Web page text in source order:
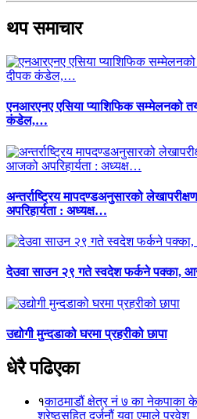
थप समाचार
एनआरएनए एसिया प्याशिफिक सम्मेलनको
कंडेल,…
अन्तर्राष्ट्रिय मापदण्डअनुसारको
अपरिहार्यता : अध्यक्ष…
देउवा साउन २९ गते स्वदेश फर्कने पक्का,
उद्योगी मुन्दडाको घरमा प्रहरीको छापा
धेरै पढिएका
१काठमाडौं क्षेत्र नं ७ का नेकपाका
श्रेष्ठसहित दर्जनौं युवा एमाले प्रवेश